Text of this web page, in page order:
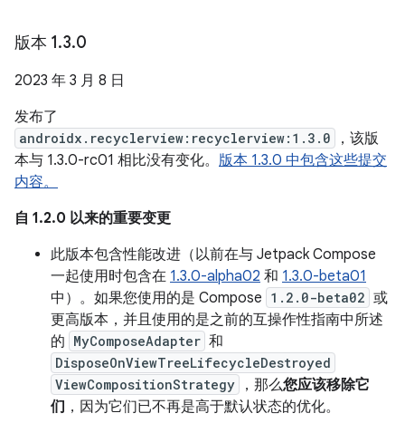
版本 1.3.0
2023 年 3 月 8 日
发布了
androidx.recyclerview:recyclerview:1.3.0
，该版
本与 1.3.0-rc01 相比没有变化。 版本 1.3.0 中包含这些提交
内容。
自 1.2.0 以来的重要变更
此版本包含性能改进（以前在与 Jetpack Compose
一起使用时包含在 1.3.0-alpha02 和 1.3.0-beta01
中）。如果您使用的是 Compose 1.2.0-beta02 或
更高版本，并且使用的是之前的互操作性指南中所述
的 MyComposeAdapter 和
DisposeOnViewTreeLifecycleDestroyed
ViewCompositionStrategy
，那么您应该移除它
们 ，因为它们已不再是高于默认状态的优化。